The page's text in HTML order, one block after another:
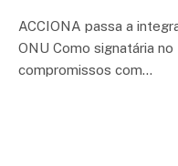
ACCIONA passa a
ONU Como signatária
compromissos com…